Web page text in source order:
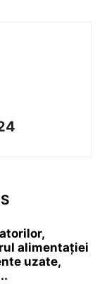
alimentației
uzate,